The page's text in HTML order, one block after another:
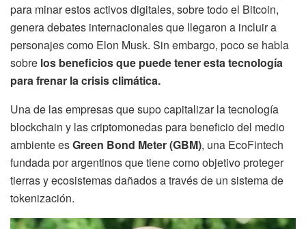
para minar estos activos digitales, sobre todo el Bitcoin,
genera debates internacionales que llegaron a incluir a
personajes como Elon Musk. Sin embargo, poco se habla
sobre los beneficios que puede tener esta tecnología
para frenar la crisis climática.
Una de las empresas que supo capitalizar la tecnología
blockchain y las criptomonedas para beneficio del medio
ambiente esGreen Bond Meter (GBM), una EcoFintech
fundada por argentinos que tiene como objetivo proteger
tierras y ecosistemas dañados a través de un sistema de
tokenización.